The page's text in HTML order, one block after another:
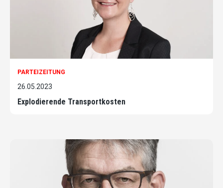
PARTEIZEITUNG
26.05.2023
Explodierende Transportkosten